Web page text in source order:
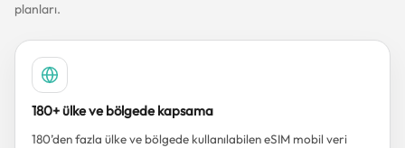
planları.
180+ ülke ve bölgede kapsama
180’den fazla ülke ve bölgede kullanılabilen eSIM mobil veri